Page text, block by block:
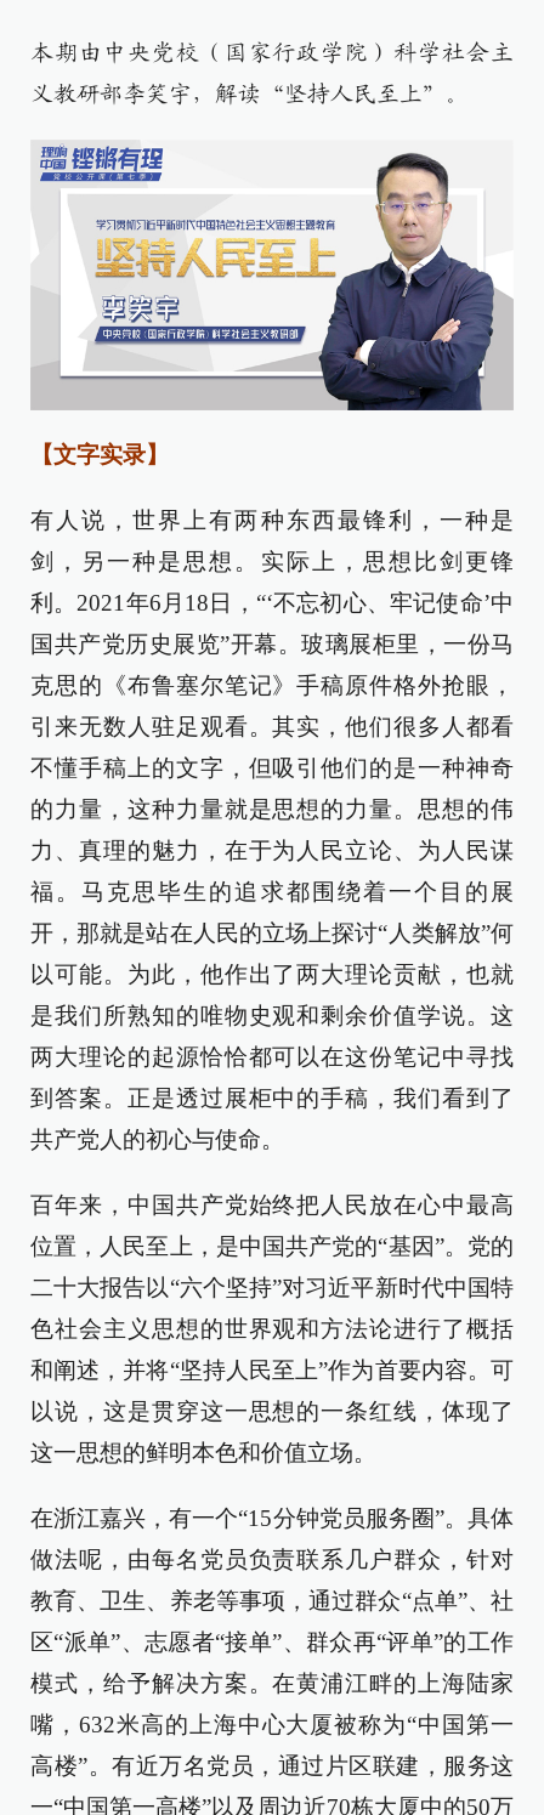
本期由中央党校（国家行政学院）科学社会主
义教研部李笑宇，解读“坚持人民至上”。
【文字实录】
有人说，世界上有两种东西最锋利，一种是
剑，另一种是思想。实际上，思想比剑更锋
利。2021年6月18日，“‘不忘初心、牢记使命’中
国共产党历史展览”开幕。玻璃展柜里，一份马
克思的《布鲁塞尔笔记》手稿原件格外抢眼，
引来无数人驻足观看。其实，他们很多人都看
不懂手稿上的文字，但吸引他们的是一种神奇
的力量，这种力量就是思想的力量。思想的伟
力、真理的魅力，在于为人民立论、为人民谋
福。马克思毕生的追求都围绕着一个目的展
开，那就是站在人民的立场上探讨“人类解放”何
以可能。为此，他作出了两大理论贡献，也就
是我们所熟知的唯物史观和剩余价值学说。这
两大理论的起源恰恰都可以在这份笔记中寻找
到答案。正是透过展柜中的手稿，我们看到了
共产党人的初心与使命。
百年来，中国共产党始终把人民放在心中最高
位置，人民至上，是中国共产党的“基因”。党的
二十大报告以“六个坚持”对习近平新时代中国特
色社会主义思想的世界观和方法论进行了概括
和阐述，并将“坚持人民至上”作为首要内容。可
以说，这是贯穿这一思想的一条红线，体现了
这一思想的鲜明本色和价值立场。
在浙江嘉兴，有一个“15分钟党员服务圈”。具体
做法呢，由每名党员负责联系几户群众，针对
教育、卫生、养老等事项，通过群众“点单”、社
区“派单”、志愿者“接单”、群众再“评单”的工作
模式，给予解决方案。在黄浦江畔的上海陆家
嘴，632米高的上海中心大厦被称为“中国第一
高楼”。有近万名党员，通过片区联建，服务这
一“中国第一高楼”以及周边近70栋大厦中的50万